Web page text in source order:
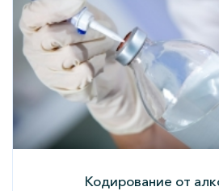
Кодирование от